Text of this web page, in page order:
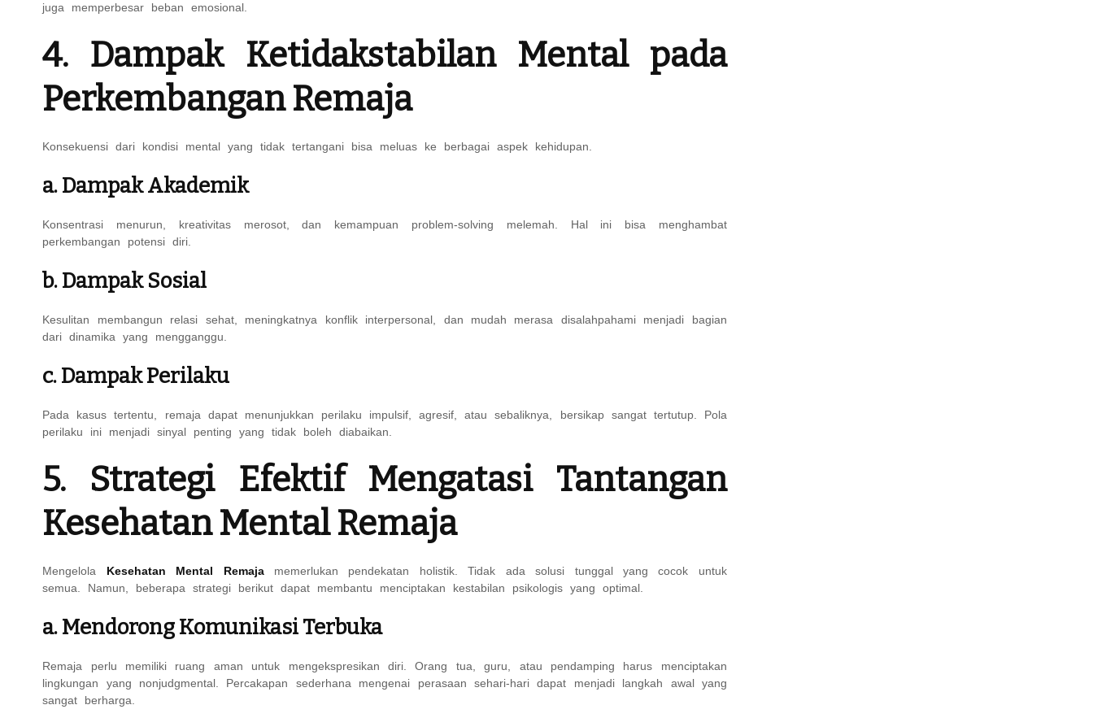
juga memperbesar beban emosional.
4. Dampak Ketidakstabilan Mental pada
Perkembangan Remaja
Konsekuensi dari kondisi mental yang tidak tertangani bisa meluas ke berbagai aspek kehidupan.
a. Dampak Akademik
Konsentrasi menurun, kreativitas merosot, dan kemampuan problem-solving melemah. Hal ini bisa menghambat
perkembangan potensi diri.
b. Dampak Sosial
Kesulitan membangun relasi sehat, meningkatnya konflik interpersonal, dan mudah merasa disalahpahami menjadi bagian
dari dinamika yang mengganggu.
c. Dampak Perilaku
Pada kasus tertentu, remaja dapat menunjukkan perilaku impulsif, agresif, atau sebaliknya, bersikap sangat tertutup. Pola
perilaku ini menjadi sinyal penting yang tidak boleh diabaikan.
5. Strategi Efektif Mengatasi Tantangan
Kesehatan Mental Remaja
Mengelola Kesehatan Mental Remajamemerlukan pendekatan holistik. Tidak ada solusi tunggal yang cocok untuk
semua. Namun, beberapa strategi berikut dapat membantu menciptakan kestabilan psikologis yang optimal.
a. Mendorong Komunikasi Terbuka
Remaja perlu memiliki ruang aman untuk mengekspresikan diri. Orang tua, guru, atau pendamping harus menciptakan
lingkungan yang nonjudgmental. Percakapan sederhana mengenai perasaan sehari-hari dapat menjadi langkah awal yang
sangat berharga.